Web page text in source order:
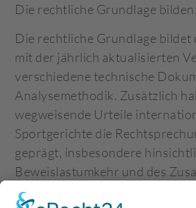
Die rechtliche Grundlage bilden:
Die rechtliche Grundlage
mit der jährlich aktualisierten
verschiedene technische
Analysemethodik. Zusätzlich
wegweisende Urteile
Sportgerichte die
geprägt, insbesondere
Beweislastumkehr und des
zwischen Kontamination und